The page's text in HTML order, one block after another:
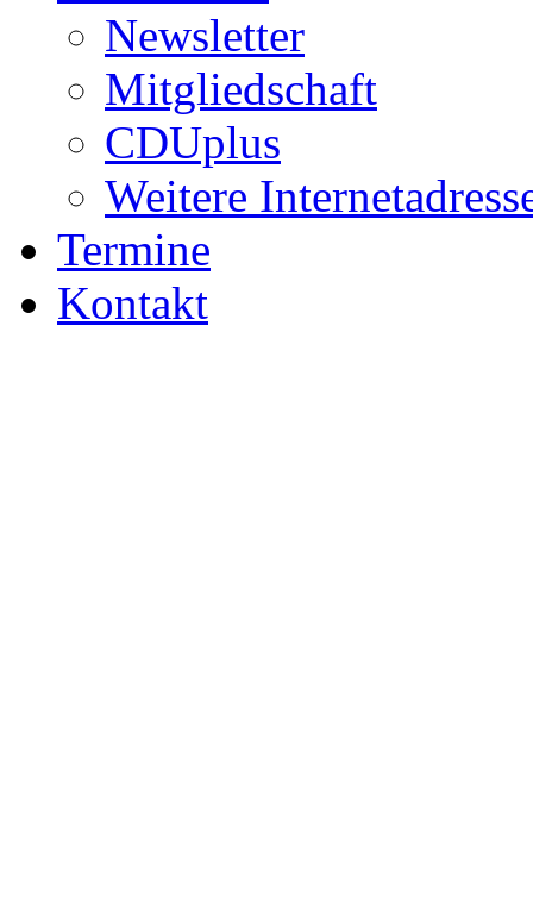
Newsletter
Mitgliedschaft
CDUplus
Weitere
Termine
Kontakt